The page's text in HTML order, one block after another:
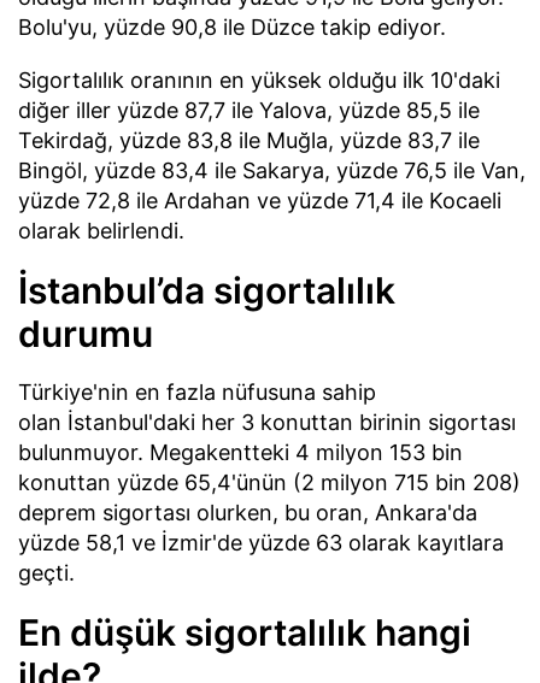
Bolu'yu, yüzde 90,8 ile Düzce takip ediyor.
Sigortalılık oranının en yüksek olduğu ilk 10'daki
diğer iller yüzde 87,7 ile Yalova, yüzde 85,5 ile
Tekirdağ, yüzde 83,8 ile Muğla, yüzde 83,7 ile
Bingöl, yüzde 83,4 ile Sakarya, yüzde 76,5 ile Van,
yüzde 72,8 ile Ardahan ve yüzde 71,4 ile Kocaeli
olarak belirlendi.
İstanbul’da sigortalılık
durumu
Türkiye'nin en fazla nüfusuna sahip
olan İstanbul'daki her 3 konuttan birinin sigortası
bulunmuyor. Megakentteki 4 milyon 153 bin
konuttan yüzde 65,4'ünün (2 milyon 715 bin 208)
deprem sigortası olurken, bu oran, Ankara'da
yüzde 58,1 ve İzmir'de yüzde 63 olarak kayıtlara
geçti.
En düşük sigortalılık hangi